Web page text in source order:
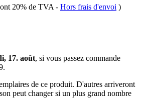
20% de TVA - Hors frais d'envoi )
17. août, si vous passez commande
.
de ce produit. D'autres arriveront
peut changer si un plus grand nombre